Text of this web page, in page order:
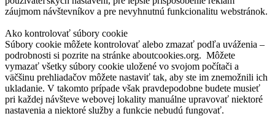
záujmom návštevníkov a pre nevyhnutnú funkcionalitu webstránok.
Ako kontrolovať súbory cookie
Súbory cookie môžete kontrolovať alebo zmazať podľa uváženia –
podrobnosti si pozrite na stránke aboutcookies.org. Môžete
vymazať všetky súbory cookie uložené vo svojom počítači a
väčšinu prehliadačov môžete nastaviť tak, aby ste im znemožnili ich
ukladanie. V takomto prípade však pravdepodobne budete musieť
pri každej návšteve webovej lokality manuálne upravovať niektoré
nastavenia a niektoré služby a funkcie nebudú fungovať.